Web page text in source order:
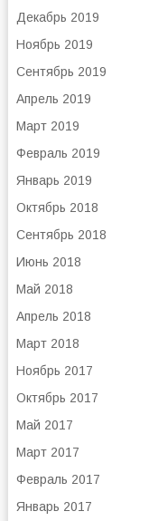
Декабрь 2019
Ноябрь 2019
Сентябрь 2019
Апрель 2019
Март 2019
Февраль 2019
Январь 2019
Октябрь 2018
Сентябрь 2018
Июнь 2018
Май 2018
Апрель 2018
Март 2018
Ноябрь 2017
Октябрь 2017
Май 2017
Март 2017
Февраль 2017
Январь 2017